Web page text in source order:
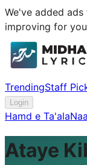
We've added
improving for
TrendingStaff
Login
Hamd e Ta'ala
Ataye